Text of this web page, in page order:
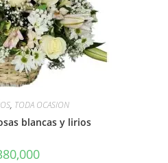
, TODA OCASION
blancas y lirios